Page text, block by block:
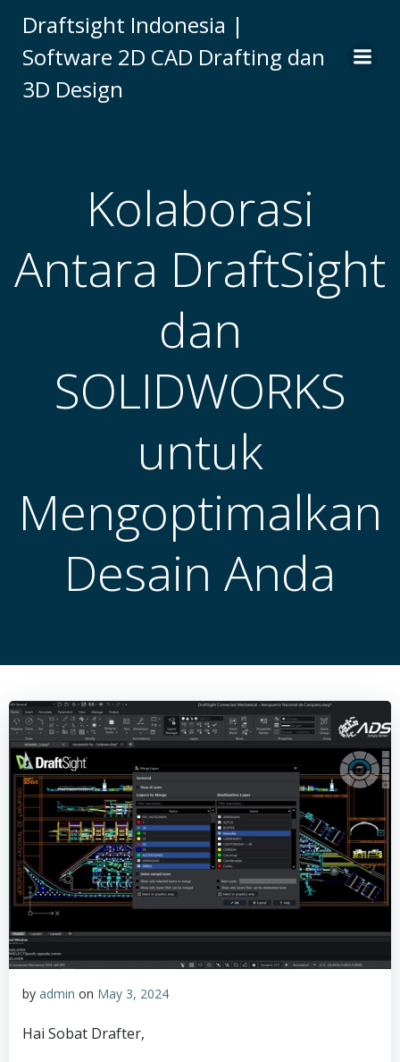
to
content
Draftsight Indonesia |
Software 2D CAD Drafting dan
3D Design
Kolaborasi
Antara DraftSight
dan
SOLIDWORKS
untuk
Mengoptimalkan
Desain Anda
by admin on May 3, 2024
Hai Sobat Drafter,